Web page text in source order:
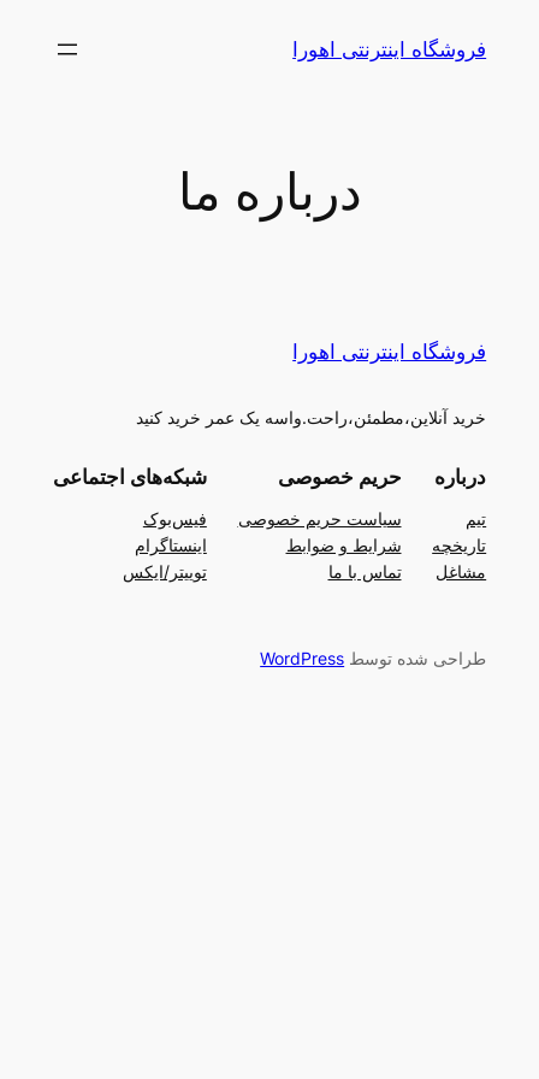
فروشگاه اینترنتی اهورا
درباره ما
فروشگاه اینترنتی اهورا
خرید آنلاین،مطمئن،راحت.واسه یک عمر خرید کنید
درباره
تیم
تاریخچه
مشاغل
حریم خصوصی
سیاست حریم خصوصی
شرایط و ضوابط
تماس با ما
شبکه‌های اجتماعی
فیس‌بوک
اینستاگرام
توییتر/ایکس
طراحی شده توسط WordPress